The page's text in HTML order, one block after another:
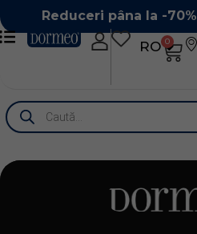
Reduceri pâna la -70%
RO
RU
0